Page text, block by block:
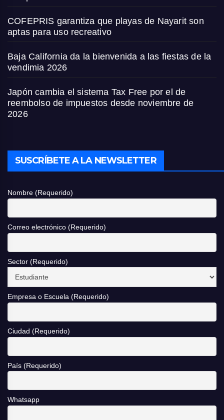
COFEPRIS garantiza que playas de Nayarit son
aptas para uso recreativo
Baja California da la bienvenida a las fiestas de la
vendimia 2026
Japón cambia el sistema Tax Free por el de
reembolso de impuestos desde noviembre de
2026
SUSCRÍBETE A LA NEWSLETTER
Nombre (Requerido)
Correo electrónico (Requerido)
Sector (Requerido)
Empresa o Escuela (Requerido)
Ciudad (Requerido)
País (Requerido)
Whatsapp